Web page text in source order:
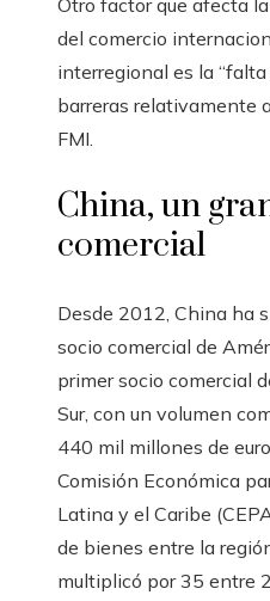
Otro factor que afecta
del comercio
interregional es la
barreras relativamente
FMI.
China, un
comercial
Desde 2012, China ha
socio comercial de
primer socio comercial
Sur, con un volumen
440 mil millones de
Comisión Económica
Latina y el Caribe
de bienes entre la
multiplicó por 35 entre